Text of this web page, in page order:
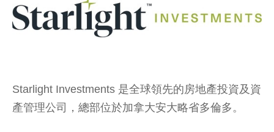
Starlight Investments 是全球領先的房地產投資及資
產管理公司，總部位於加拿大安大略省多倫多。